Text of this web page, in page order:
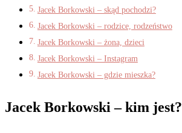
Jacek Borkowski – skąd pochodzi?
Jacek Borkowski – rodzice, rodzeństwo
Jacek Borkowski – żona, dzieci
Jacek Borkowski – Instagram
Jacek Borkowski – gdzie mieszka?
Jacek Borkowski – kim jest?